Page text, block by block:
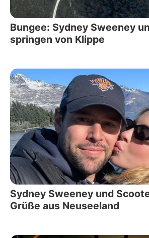
Bungee: Sydney Sweeney
springen von Klippe
Sydney Sweeney und
Grüße aus Neuseeland